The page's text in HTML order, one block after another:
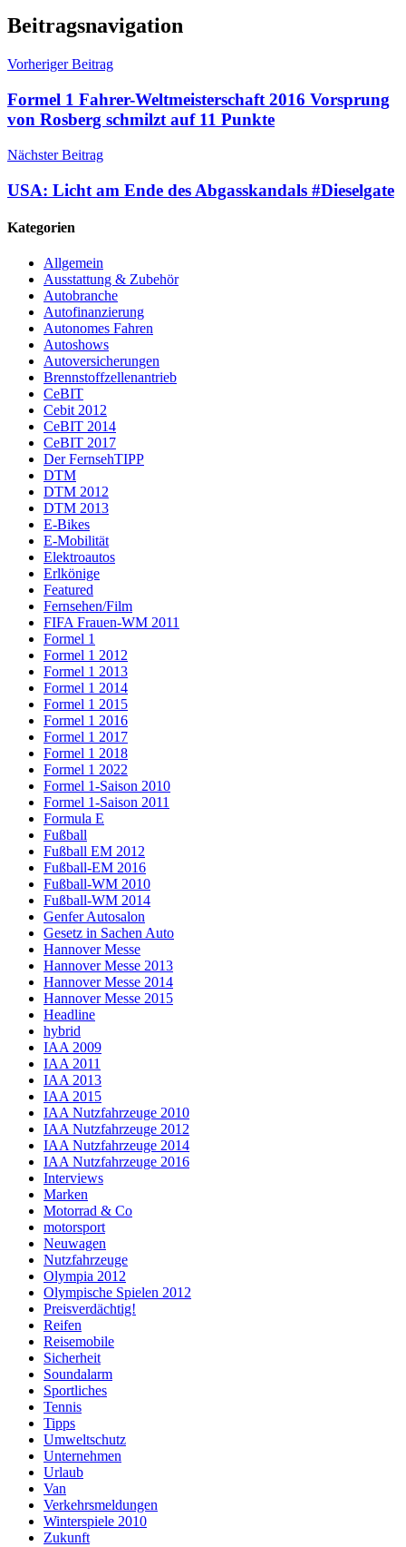
Beitragsnavigation
Vorheriger Beitrag
Formel 1 Fahrer-Weltmeisterschaft 2016 Vorsprung
von Rosberg schmilzt auf 11 Punkte
Nächster Beitrag
USA: Licht am Ende des Abgasskandals #Dieselgate
Kategorien
Allgemein
Ausstattung & Zubehör
Autobranche
Autofinanzierung
Autonomes Fahren
Autoshows
Autoversicherungen
Brennstoffzellenantrieb
CeBIT
Cebit 2012
CeBIT 2014
CeBIT 2017
Der FernsehTIPP
DTM
DTM 2012
DTM 2013
E-Bikes
E-Mobilität
Elektroautos
Erlkönige
Featured
Fernsehen/Film
FIFA Frauen-WM 2011
Formel 1
Formel 1 2012
Formel 1 2013
Formel 1 2014
Formel 1 2015
Formel 1 2016
Formel 1 2017
Formel 1 2018
Formel 1 2022
Formel 1-Saison 2010
Formel 1-Saison 2011
Formula E
Fußball
Fußball EM 2012
Fußball-EM 2016
Fußball-WM 2010
Fußball-WM 2014
Genfer Autosalon
Gesetz in Sachen Auto
Hannover Messe
Hannover Messe 2013
Hannover Messe 2014
Hannover Messe 2015
Headline
hybrid
IAA 2009
IAA 2011
IAA 2013
IAA 2015
IAA Nutzfahrzeuge 2010
IAA Nutzfahrzeuge 2012
IAA Nutzfahrzeuge 2014
IAA Nutzfahrzeuge 2016
Interviews
Marken
Motorrad & Co
motorsport
Neuwagen
Nutzfahrzeuge
Olympia 2012
Olympische Spielen 2012
Preisverdächtig!
Reifen
Reisemobile
Sicherheit
Soundalarm
Sportliches
Tennis
Tipps
Umweltschutz
Unternehmen
Urlaub
Van
Verkehrsmeldungen
Winterspiele 2010
Zukunft